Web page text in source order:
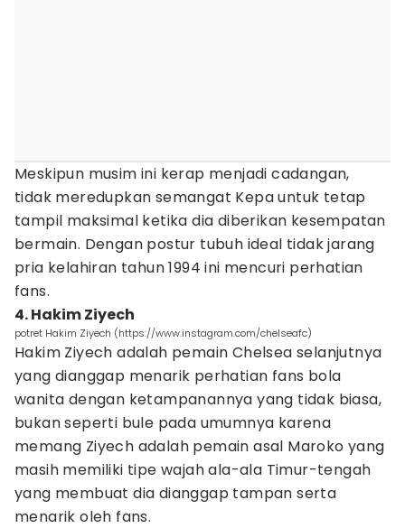
Meskipun musim ini kerap menjadi cadangan,
tidak meredupkan semangat Kepa untuk tetap
tampil maksimal ketika dia diberikan kesempatan
bermain. Dengan postur tubuh ideal tidak jarang
pria kelahiran tahun 1994 ini mencuri perhatian
fans.
4. Hakim Ziyech
potret Hakim Ziyech (https://www.instagram.com/chelseafc)
Hakim Ziyech adalah pemain Chelsea selanjutnya
yang dianggap menarik perhatian fans bola
wanita dengan ketampanannya yang tidak biasa,
bukan seperti bule pada umumnya karena
memang Ziyech adalah pemain asal Maroko yang
masih memiliki tipe wajah ala-ala Timur-tengah
yang membuat dia dianggap tampan serta
menarik oleh fans.